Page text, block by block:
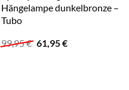
Hängelampe dunkelbronze –
Tubo
99,95€ Ursprünglicher
Preis
61,95€Aktueller